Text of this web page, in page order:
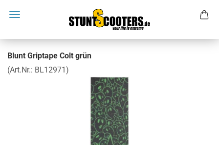
Blunt Griptape Colt grün
(Art.Nr.: BL12971)